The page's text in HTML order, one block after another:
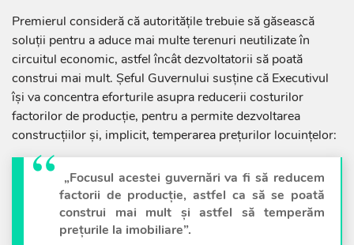
Premierul consideră că autoritățile trebuie să găsească
soluții pentru a aduce mai multe terenuri neutilizate în
circuitul economic, astfel încât dezvoltatorii să poată
construi mai mult. Șeful Guvernului susține că Executivul
își va concentra eforturile asupra reducerii costurilor
factorilor de producție, pentru a permite dezvoltarea
construcțiilor și, implicit, temperarea prețurilor locuințelor:
„Focusul acestei guvernări va fi să reducem
factorii de producție, astfel ca să se poată
construi mai mult și astfel să temperăm
prețurile la imobiliare”.